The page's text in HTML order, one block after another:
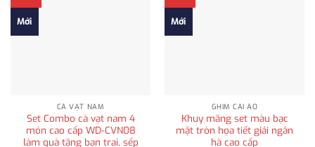
Mới
CÀ VẠT NAM
Set Combo cà vạt nam 4
món cao cấp WD-CVN08
làm quà tặng bạn trai, sếp
Mới
GHIM CÀI ÁO
Khuy măng set màu bạc
mặt tròn họa tiết giải ngân
hà cao cấp